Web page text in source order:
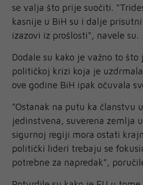
se valja što prije suočiti.
kasnije u BiH su i dalje
izazovi iz prošlosti", navele su.
Dodale su kako je važno to što
političkoj krizi koja je
ove godine BiH ipak očuvala
"Ostanak na putu ka članstvu
jedinstvena, suverena zemlja
sigurnoj regiji mora ostati
politički lideri trebaju se
potrebne za napredak",